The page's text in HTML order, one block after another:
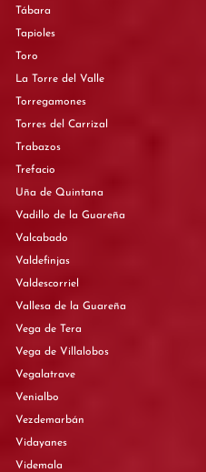
Tábara
Tapioles
Toro
La Torre del Valle
Torregamones
Torres del Carrizal
Trabazos
Trefacio
Uña de Quintana
Vadillo de la Guareña
Valcabado
Valdefinjas
Valdescorriel
Vallesa de la Guareña
Vega de Tera
Vega de Villalobos
Vegalatrave
Venialbo
Vezdemarbán
Vidayanes
Videmala